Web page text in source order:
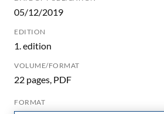
05/12/2019
EDITION
1. edition
VOLUME/FORMAT
22 pages, PDF
FORMAT